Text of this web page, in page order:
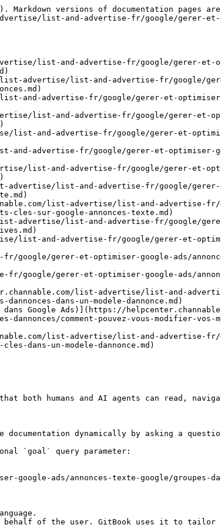
versions of documentation pages
list-and-advertise-fr/google/gerer-et-
list-and-advertise-fr/google/gerer-et-
list-advertise/list-and-advertise-fr/google/
and-advertise-fr/google/gerer-et-optimiser-
list-and-advertise-fr/google/gerer-et-
list-and-advertise-fr/google/gerer-et-
advertise-fr/google/gerer-et-optimiser-
list-and-advertise-fr/google/gerer-et-
advertise/list-and-advertise-fr/google/
list-advertise/list-and-advertise-
cles-sur-google-annonces-texte.md)
advertise/list-and-advertise-fr/google/
list-and-advertise-fr/google/gerer-et-
gerer-et-optimiser-google-ads/
google/gerer-et-optimiser-google-ads/
list-advertise/list-and-
dans-un-modele-dannonce.md)
dans Google Ads)](https://
comment-pouvez-vous-modifier-vos-
list-advertise/list-and-advertise-
dans-un-modele-dannonce.md)
both humans and AI agents can read,
dynamically by asking a
`goal` query parameter:
ads/annonces-texte-google/groupes-
of the user. GitBook uses it to tailor